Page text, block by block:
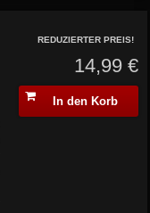
REDUZIERTER PREIS!
14,99 €
In den Korb